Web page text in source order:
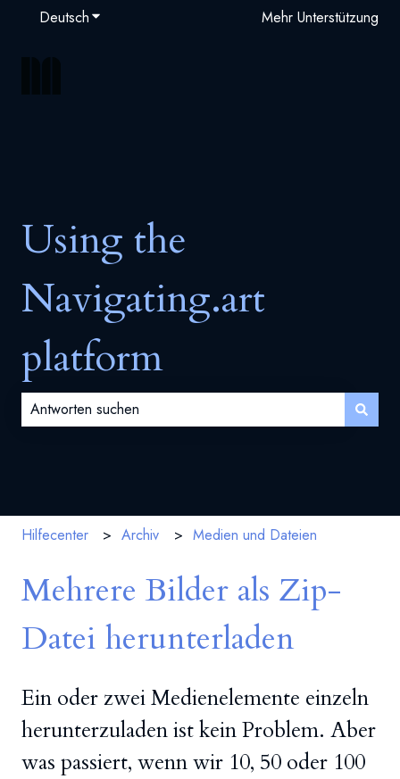
DeutschUntermenü für Übersetzungen anzeigen
Mehr Unterstützung
Using the
Navigating.art
platform
Hilfecenter Archiv Medien und Dateien
Mehrere Bilder als Zip-
Datei herunterladen
Ein oder zwei Medienelemente einzeln
herunterzuladen ist kein Problem. Aber
was passiert, wenn wir 10, 50 oder 100